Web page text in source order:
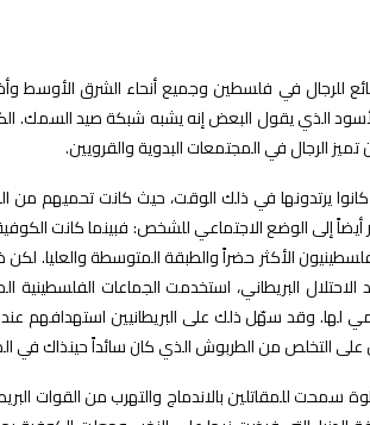
للرجال في فلسطين وجميع أنحاء الشرق الأوسط
الذي يقول البعض إنه يشبه شبكة صيد السمك.
الرجال في المجتمعات البدوية والقرويين.
يرتدونها في ذلك الوقت، حيث كانت تحميهم من
إلى الوضع الاجتماعي للشخص: فبينما كانت
الأكثر حضراً والطبقة المتوسطة والعليا.
ضد الاحتلال البريطاني، استخدمت الجماعات
وقد سهّل ذلك على البريطانيين استهدافهم
على التخلص من الطربوش الذي كان سائداً حينذاك في
للمقاتلين بالاندماج والتهرب من القوات